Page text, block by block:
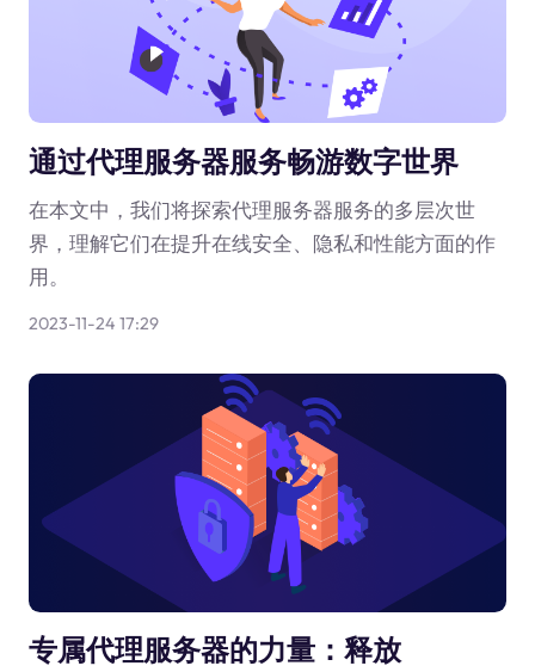
通过代理服务器服务畅游数字世界
在本文中，我们将探索代理服务器服务的多层次世
界，理解它们在提升在线安全、隐私和性能方面的作
用。
2023-11-24 17:29
专属代理服务器的力量：释放